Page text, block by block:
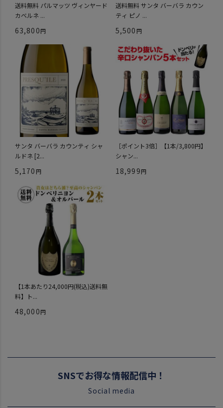
送料無料 パルマッツ ヴィンヤード
カベルネ ...
63,800
送料無料 サンタ バーバラ カウン
ティ ピノ ...
5,500
サンタ バーバラ カウンティ シャ
ルドネ [2...
5,170
［ポイント3倍］【1本/3,800円】
シャン...
18,999
【1本あたり24,000円(税込)送料無
料】ト...
48,000
SNSでお得な情報配信中！
Social media